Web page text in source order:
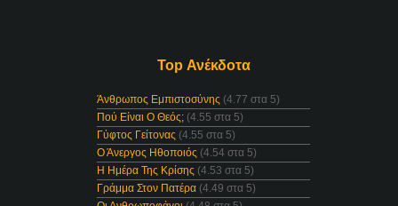
Top Ανέκδοτα
Άνθρωπος Εμπιστοσύνης (4.77 στα 5)
Πού Είναι Ο Θεός; (4.55 στα 5)
Γύφτος Γείτονας (4.55 στα 5)
Ο Άνεργος Ηθοποιός (4.54 στα 5)
Η Ημέρα Της Κρίσης (4.53 στα 5)
Γράμμα Στον Πατέρα (4.49 στα 5)